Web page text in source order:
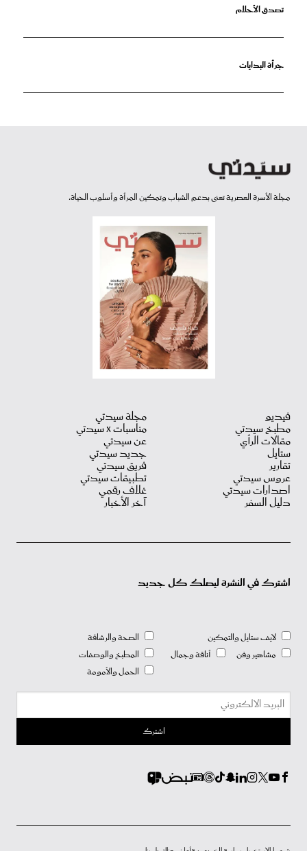
تصدق الأحلام
جرأة البدايات
مجلة الأسرة العصرية تعنى بدعم الشباب وتمكين المرأة وأسلوب الحياة.
فيديو
مطبخ سيدتي
مقالات الرأي
ستايل
تقارير
عروس سيدتي
اصدارات سيدتي
دليل السفر
مجلة سيدتي
مناسبات X سيدتي
عن سيدتي
جديد سيدتي
فريق سيدتي
تطبيقات سيدتي
غلاف رقمي
آخر الأخبار
اشترك في النشرة ليصلك كل جديد
لايف ستايل والتمكين
مشاهير وفن
أناقة وجمال
الصحة والرشاقة
المطبخ والوصفات
الحمل والأمومة